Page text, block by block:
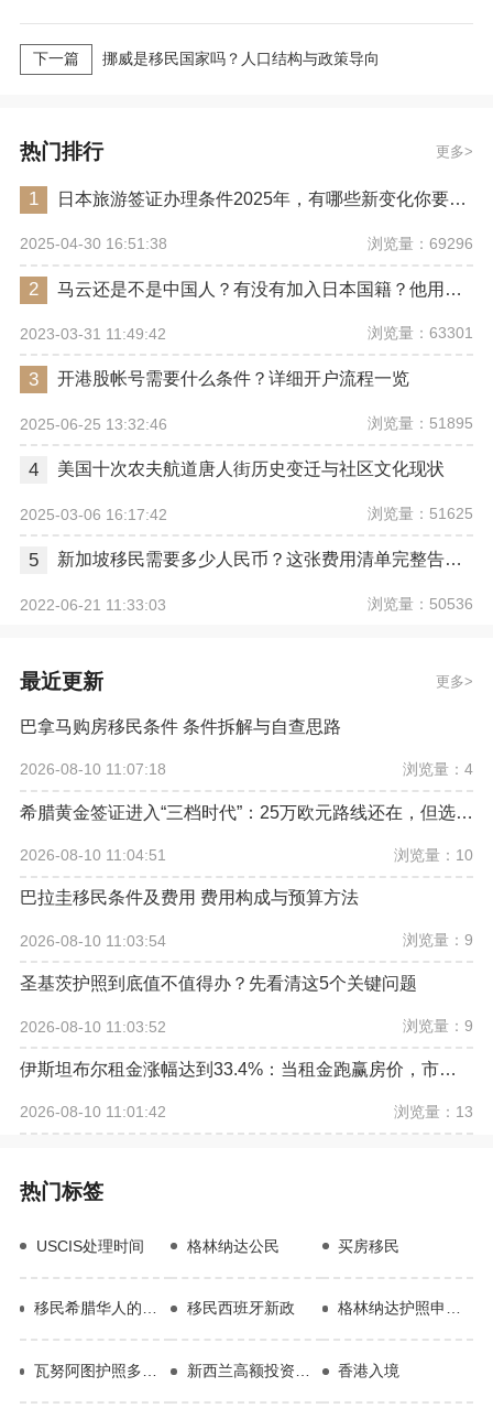
下一篇 挪威是移民国家吗？人口结构与政策导向
热门排行 更多
1 日本旅游签证办理条件2025年，有哪些新变化你要注意？
2025-04-30 16:51:38 浏览量：69296
2 马云还是不是中国人？有没有加入日本国籍？他用了哪些身份畅行世界？
2023-03-31 11:49:42 浏览量：63301
3 开港股帐号需要什么条件？详细开户流程一览
2025-06-25 13:32:46 浏览量：51895
4 美国十次农夫航道唐人街历史变迁与社区文化现状
2025-03-06 16:17:42 浏览量：51625
5 新加坡移民需要多少人民币？这张费用清单完整告诉你
2022-06-21 11:33:03 浏览量：50536
最近更新 更多
巴拿马购房移民条件 条件拆解与自查思路
2026-08-10 11:07:18 浏览量：4
希腊黄金签证进入“三档时代”：25万欧元路线还在，但选房逻辑已经改变
2026-08-10 11:04:51 浏览量：10
巴拉圭移民条件及费用 费用构成与预算方法
2026-08-10 11:03:54 浏览量：9
圣基茨护照到底值不值得办？先看清这5个关键问题
2026-08-10 11:03:52 浏览量：9
伊斯坦布尔租金涨幅达到33.4%：当租金跑赢房价，市场释放了什么信号？
2026-08-10 11:01:42 浏览量：13
热门标签
USCIS处理时间 格林纳达公民 买房移民
移民希腊华人的真实生活 移民西班牙新政 格林纳达护照申请条件
瓦努阿图护照多少钱合理 新西兰高额投资移民 香港入境